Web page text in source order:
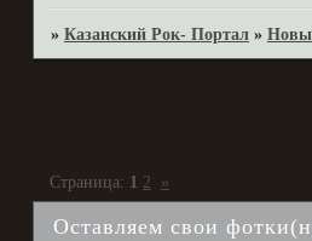
» Казанский Рок- Портал »
Оставляем свои
Страница: 1 2 »